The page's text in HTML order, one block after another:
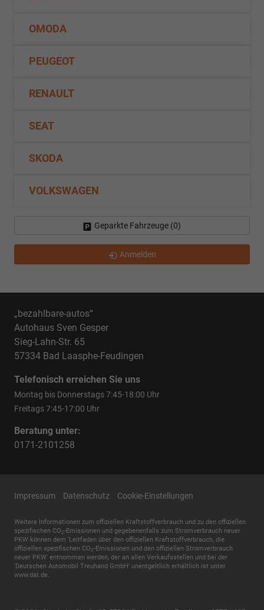
OMODA
PEUGEOT
RENAULT
SEAT
SKODA
VOLKSWAGEN
Geparkte Fahrzeuge (0)
Anmelden
„bezahlbare-autos“
Autohaus Sven Gesper
Sieg-Lahn-Str. 65
57334 Bad Laasphe-Feudingen
Telefonisch erreichen Sie uns
Montag bis Donnerstags 7:45-18:00 Uhr
Freitags 7:45-17:00 Uhr
Beratung unter:
0171-2101258
Impressum Datenschutz Cookie-Einstellungen
Weitere Informationen zum offiziellen Kraftstoffverbrauch und zu den offiziellen
spezifischen CO2-Emissionen und gegebenenfalls zum Stromverbrauch neuer
PKW können dem 'Leitfaden über den offiziellen Kraftstoffverbrauch, die
offiziellen spezifischen CO2-Emissionen und den offiziellen Stromverbrauch
neuer PKW' entnommen werden, der an allen Verkaufsstellen und bei der
'Deutschen Automobil Treuhand GmbH' unentgeltlich erhältlich ist unter
www.dat.de.